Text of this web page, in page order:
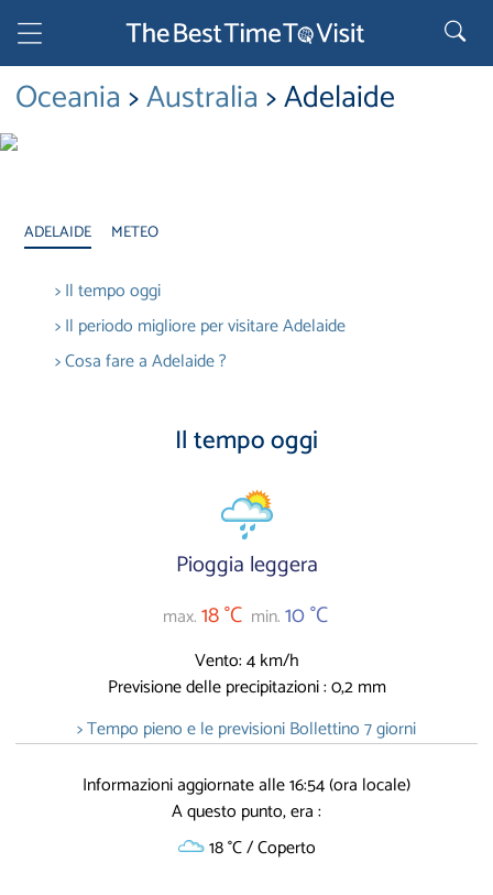
Oceania>Australia> Adelaide
ADELAIDE METEO
> Il tempo oggi
> Il periodo migliore per visitare Adelaide
> Cosa fare a Adelaide ?
Il tempo oggi
Pioggia leggera
max.18 °C min.10 °C
Vento: 4 km/h
Previsione delle precipitazioni : 0,2 mm
> Tempo pieno e le previsioni Bollettino 7 giorni
Informazioni aggiornate alle 16:54 (ora locale)
A questo punto, era :
18 °C / Coperto